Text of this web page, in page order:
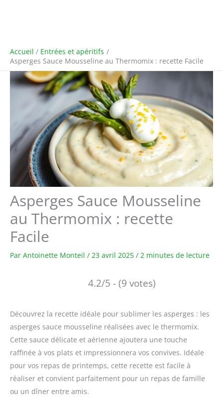
Accueil
Entrées et apéritifs
Asperges Sauce Mousseline au Thermomix : recette Facile
Asperges Sauce Mousseline
au Thermomix : recette
Facile
Par Antoinette Monteil / 23 avril 2025 / 2 minutes de lecture
4.2/5 - (9 votes)
Découvrez la recette idéale pour sublimer les asperges : les
asperges sauce mousseline réalisées avec le thermomix.
Cette sauce délicate et aérienne ajoutera une touche
raffinée à vos plats et impressionnera vos convives. Idéale
pour vos repas de printemps, cette recette est facile à
réaliser et convient parfaitement pour un repas de famille
ou un dîner entre amis.